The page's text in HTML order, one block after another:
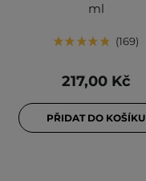
ml
169
217,00 Kč
PŘIDAT DO KOŠÍKU